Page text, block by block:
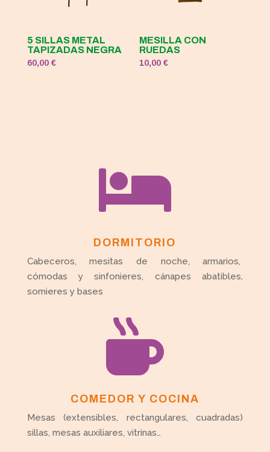
5 SILLAS METAL
TAPIZADAS NEGRA
60,00 €
MESILLA CON
RUEDAS
10,00€

DORMITORIO
Cabeceros, mesitas de noche, armarios,
cómodas y sinfonieres, cánapes abatibles,
somieres y bases

COMEDOR Y COCINA
Mesas (extensibles, rectangulares, cuadradas)
sillas, mesas auxiliares, vitrinas…